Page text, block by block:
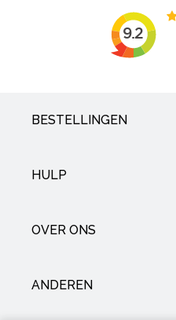
BESTELLINGEN
HULP
OVER ONS
ANDEREN